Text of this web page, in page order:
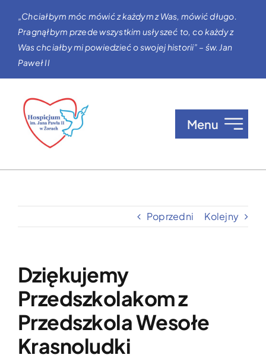
zawartości
„Chciałbym móc mówić z każdym z Was, mówić długo.
Pragnąłbym przede wszystkim usłyszeć to, co każdy z
Was chciałby mi powiedzieć o swojej historii” – św. Jan
Paweł II
Menu
Wypożyczalnia sprzętu medycznego
Aktualności
Jak możesz nam pomóc?
Poprzedni Kolejny
Dziękujemy
Przedszkolakom z
Przedszkola Wesołe
Krasnoludki